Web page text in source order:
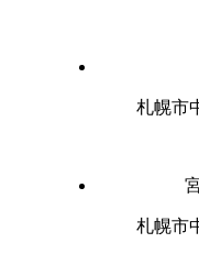
札幌市
札幌市